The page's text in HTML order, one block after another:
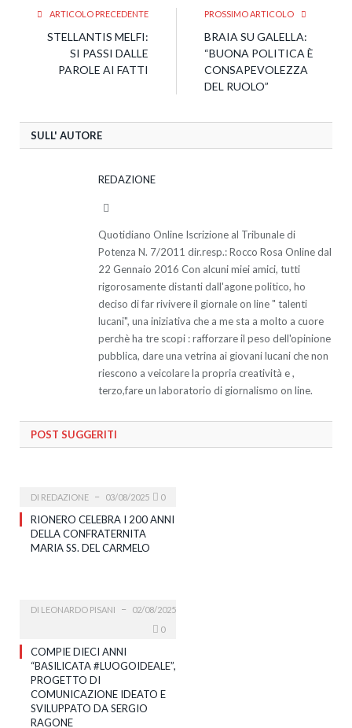
ARTICOLO PRECEDENTE
STELLANTIS MELFI:
SI PASSI DALLE
PAROLE AI FATTI
PROSSIMO ARTICOLO
BRAIA SU GALELLA:
“BUONA POLITICA È
CONSAPEVOLEZZA
DEL RUOLO”
SULL' AUTORE
REDAZIONE
Quotidiano Online Iscrizione al Tribunale di
Potenza N. 7/2011 dir.resp.: Rocco Rosa Online dal
22 Gennaio 2016 Con alcuni miei amici, tutti
rigorosamente distanti dall'agone politico, ho
deciso di far rivivere il giornale on line " talenti
lucani", una iniziativa che a me sta a molto a cuore
perchè ha tre scopi : rafforzare il peso dell'opinione
pubblica, dare una vetrina ai giovani lucani che non
riescono a veicolare la propria creatività e ,
terzo,fare un laboratorio di giornalismo on line.
POST SUGGERITI
DI REDAZIONE 03/08/2025 0
RIONERO CELEBRA I 200 ANNI
DELLA CONFRATERNITA
MARIA SS. DEL CARMELO
DI LEONARDO PISANI
02/08/2025
0
COMPIE DIECI ANNI
“BASILICATA #LUOGOIDEALE”,
PROGETTO DI
COMUNICAZIONE IDEATO E
SVILUPPATO DA SERGIO
RAGONE